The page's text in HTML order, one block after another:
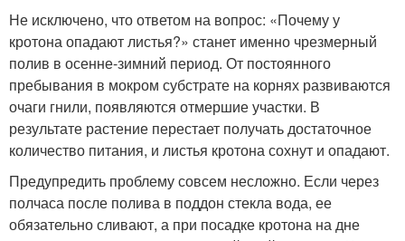
Не исключено, что ответом на вопрос: «Почему у
кротона опадают листья?» станет именно чрезмерный
полив в осенне-зимний период. От постоянного
пребывания в мокром субстрате на корнях развиваются
очаги гнили, появляются отмершие участки. В
результате растение перестает получать достаточное
количество питания, и листья кротона сохнут и опадают.
Предупредить проблему совсем несложно. Если через
полчаса после полива в поддон стекла вода, ее
обязательно сливают, а при посадке кротона на дне